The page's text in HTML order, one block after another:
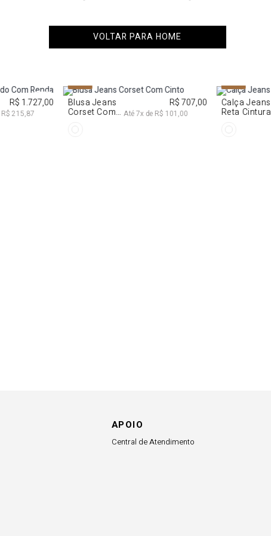
VOLTAR PARA HOME
R$ 1.727,00
R$ 215,87
NEW IN
Blusa Jeans
Corset Com
R$ 707,00
Até7x deR$ 101,00
NEW IN
Calça Jeans
Reta Cintura
APOIO
Central de Atendimento